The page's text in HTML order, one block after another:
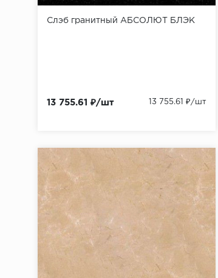
Слэб гранитный АБСОЛЮТ БЛЭК
13 755.61 ₽/шт 13 755.61 ₽/шт